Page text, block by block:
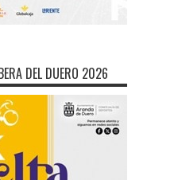
DEL DUERO 2026